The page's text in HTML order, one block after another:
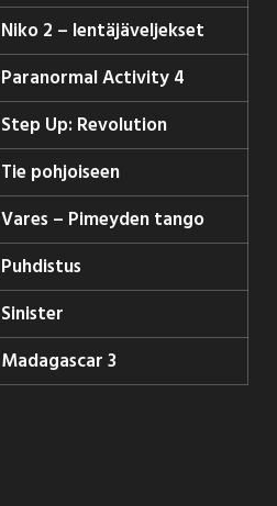
Niko 2 – lentäjäveljekset
Paranormal Activity 4
Step Up: Revolution
Tie pohjoiseen
Vares – Pimeyden tango
Puhdistus
Sinister
Madagascar 3